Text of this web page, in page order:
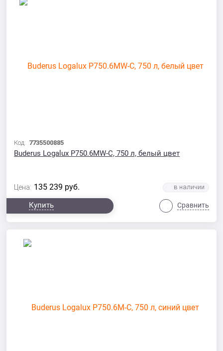
Код: 7735500885
Buderus Logalux P750.6MW-C, 750 л, белый цвет
Цена: 135 239 руб.
Купить Сравнить